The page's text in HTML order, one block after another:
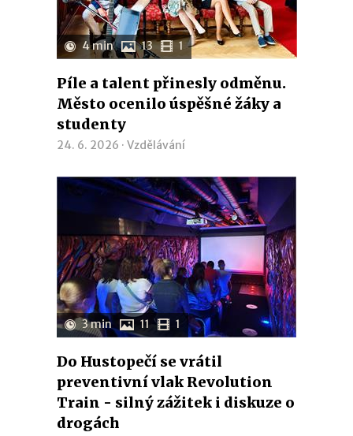
4 min 13 1
Píle a talent přinesly odměnu.
Město ocenilo úspěšné žáky a
studenty
24. 6. 2026 · Vzdělávání
3 min 11 1
Do Hustopečí se vrátil
preventivní vlak Revolution
Train - silný zážitek i diskuze o
drogách